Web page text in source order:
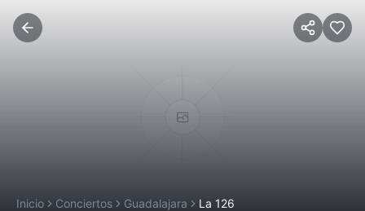
Inicio Conciertos Guadalajara La 126